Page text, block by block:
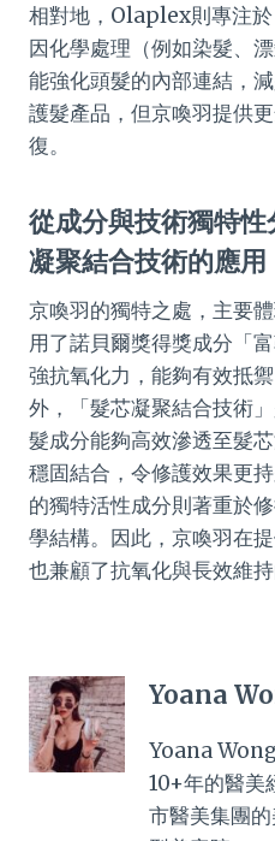
相對地，Olaplex則專注
因化學處理（例如染髮、
能強化頭髮的內部連結，
護髮產品，但京喚羽提供
復。
從成分與技術獨特
凝聚結合技術的應用
京喚羽的獨特之處，主要
用了諾貝爾獎得獎成分「
強抗氧化力，能夠有效抵
外，「髮芯凝聚結合技術
髮成分能夠高效滲透至髮
穩固結合，令修護效果更
的獨特活性成分則著重於
學結構。因此，京喚羽在
也兼顧了抗氧化與長效維持
Yoana
Yoana
10+年的醫美
市醫美集團